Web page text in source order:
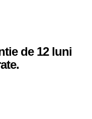
de 12 luni